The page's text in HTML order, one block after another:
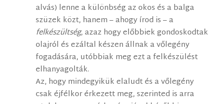
alvás) lenne a különbség az okos és a balga
szüzek közt, hanem – ahogy írod is – a
felkészültség, azaz hogy előbbiek gondoskodtak
olajról és ezáltal készen állnak a vőlegény
fogadására, utóbbiak meg ezt a felkészülést
elhanyagolták.
Az, hogy mindegyikük elaludt és a vőlegény
csak éjfélkor érkezett meg, szerinted is arra